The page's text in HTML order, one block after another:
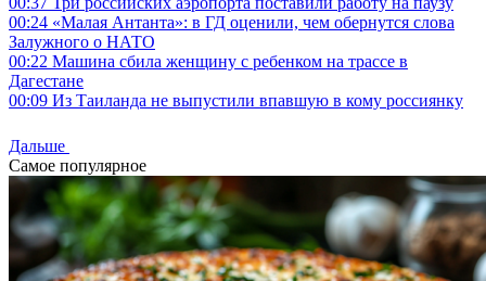
00:24 «Малая Антанта»: в ГД оценили, чем обернутся слова
Залужного о НАТО
00:22 Машина сбила женщину с ребенком на трассе в
Дагестане
00:09 Из Таиланда не выпустили впавшую в кому россиянку
Дальше
Самое популярное